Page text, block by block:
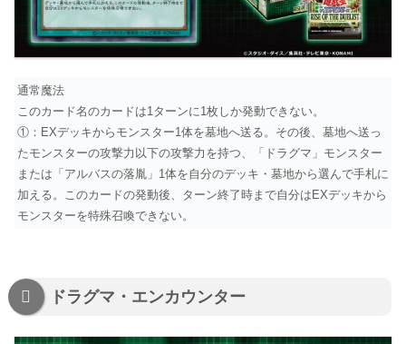
通常魔法
このカード名のカードは1ターンに1枚しか発動できない。
①：EXデッキからモンスター1体を墓地へ送る。その後、墓地へ送っ
たモンスターの攻撃力以下の攻撃力を持つ、「ドラグマ」モンスター
または「アルバスの落胤」1体を自分のデッキ・墓地から選んで手札に
加える。このカードの発動後、ターン終了時まで自分はEXデッキから
モンスターを特殊召喚できない。
ドラグマ・エンカウンター